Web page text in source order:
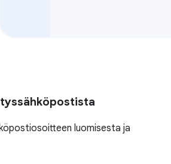
luomisesta ja